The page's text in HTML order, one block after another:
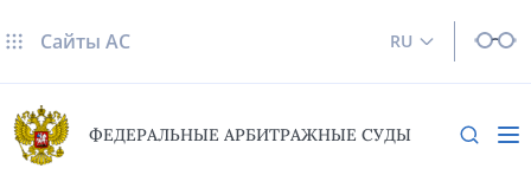
RU
Сайты AC
ФЕДЕРАЛЬНЫЕ АРБИТРАЖНЫЕ СУДЫ